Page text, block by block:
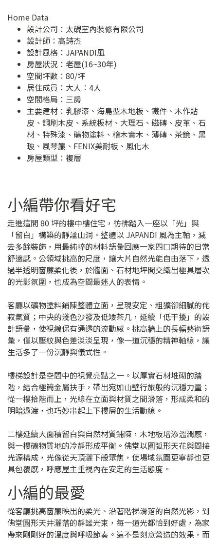
Home Data
設計公司： 太硯室內裝修有限公司
設計師：高詩杰
設計風格：JAPANDI風
房屋狀況：老屋(16~30年)
空間坪數：80/坪
居住成員：大人：4人
空間格局：三房
主要建材：乳膠漆、海島型木地板、鐵件、木作貼
皮、鋼刷木皮、系統板材、大理石、磁磚、皮革、石
材、特殊漆、礦物塗料、檜木實木、薄磚、茶鏡、黑
玻、風琴簾、FENIX美耐板、風化木
房屋類型：複層
小編帶你看好宅
走進這間 80 坪的樓中樓住宅，彷彿踏入一座以「光」與
「留白」構築的靜謐山洞。整體以 JAPANDI 風為主軸，減
去多餘裝飾，用最純粹的材料語彙回應一家四口期待的日常
舒適感。公領域挑高的尺度，讓大片自然光能自由落下，透
過半透明窗簾柔化後，於牆面、石材地坪間交織出極具層次
的光影氛圍，也成為空間最迷人的表情。
客廳以礦物塗料鋪陳整體立面，呈現安定、粗獷卻細膩的侘
寂氣質；中央的淺色沙發及低矮茶几，延續「低干擾」的設
計語彙，使視線保有通透的流動感。挑高牆上的長幅藝術語
彙，僅以壓紋與色差淡淡呈現，像一道沉穩的精神軸線，讓
生活多了一份沉靜與儀式性。
樓梯設計是空間中的視覺亮點之一。以厚實石材堆砌的踏
階，結合極簡金屬扶手，帶出宛如山壁行旅般的沉穩力量；
從一樓拾階而上，光線在立面與材質之間滑落，形成柔和的
明暗過渡，也巧妙串起上下樓層的生活動線。
二樓延續大面積留白與自然材質鋪陳，木地板增添溫潤感，
與一樓礦物質地的冷靜形成平衡。佛堂以圓弧形天花與間接
光源構成，光像從天頂灑下般聚焦，使場域氛圍更寧靜也更
具包覆感，呼應屋主重視內在安定的生活態度。
小編的最愛
從客廳挑高窗簾映出的柔光、沿著階梯滑落的自然光影，到
佛堂圓形天井灑落的靜謐光束，每一道光都恰到好處，為家
帶來剛剛好的溫度與呼吸節奏。這不是刻意營造的效果，而